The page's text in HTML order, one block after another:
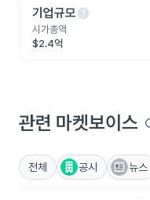
기업규모help
시가총액
$2.4억
관련 마켓보이스
전체 공시 뉴스